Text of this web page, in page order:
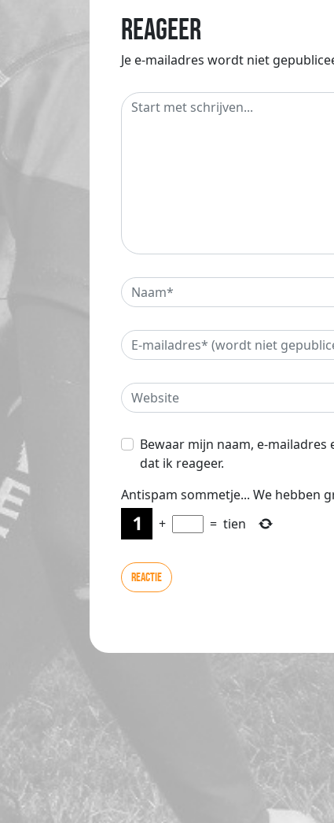
Reageer
Je e-mailadres wordt niet
Bewaar mijn naam, e-
dat ik reageer.
Antispam sommetje... We hebben
+
= tien